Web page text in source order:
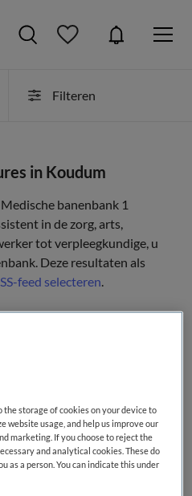
Filteren
in Koudum
banenbank 1
in de zorg, arts,
tot verpleegkundige, u
Deze resultaten als
feed selecteren.
IG De
the storage of cookies on your device to
website usage, and help us improve our
marketing. If you choose to reject the
and analytical cookies. These do
as a person. You can indicate this under